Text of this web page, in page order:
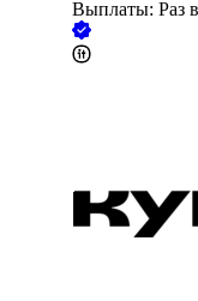
Выплаты: Раз